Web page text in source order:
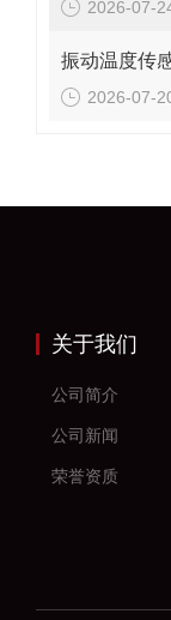
2026-07-
2026-07-
关于我们
公司简介
公司新闻
荣誉资质